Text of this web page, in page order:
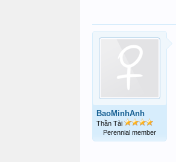
BaoMinhAnh
Thần Tài
Perennial member